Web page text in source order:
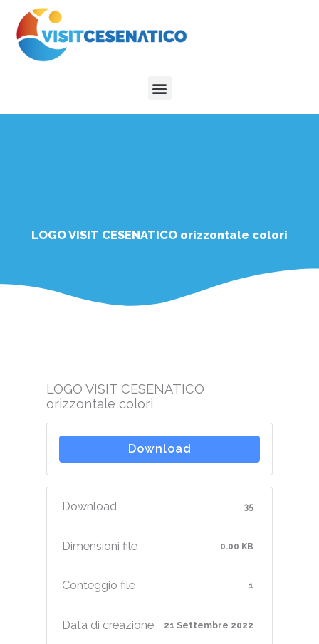
contenuto
Menu
LOGO VISIT CESENATICO orizzontale colori
LOGO VISIT CESENATICO
orizzontale colori
Download
Download 35
Dimensioni file 0.00 KB
Conteggio file 1
Data di creazione 21 Settembre 2022